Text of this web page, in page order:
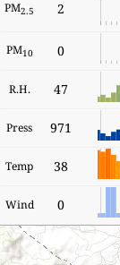
PM2.5 2
PM10 0
R.H. 47
Press 971
Temp 38
Wind 0